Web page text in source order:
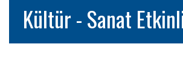
Kültür - Sanat